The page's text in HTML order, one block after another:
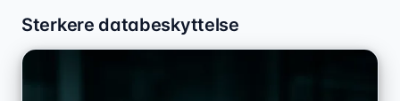
Sterkere databeskyttelse